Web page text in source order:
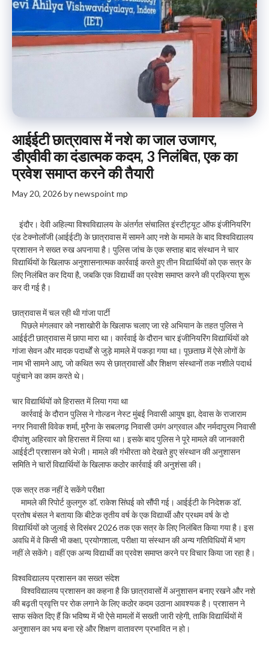
आईईटी छात्रावास में नशे का जाल उजागर,
डीएवीवी का दंडात्मक कदम, 3 निलंबित, एक का
प्रवेश समाप्त करने की तैयारी
May 20, 2026bynewspoint mp
इंदौर। देवी अहिल्या विश्वविद्यालय के अंतर्गत संचालित इंस्टीट्यूट ऑफ इंजीनियरिंग
एंड टेक्नोलॉजी (आईईटी) के छात्रावास में सामने आए नशे के मामले के बाद विश्वविद्यालय
प्रशासन ने सख्त रुख अपनाया है। पुलिस जांच के एक सप्ताह बाद संस्थान ने चार
विद्यार्थियों के खिलाफ अनुशासनात्मक कार्रवाई करते हुए तीन विद्यार्थियों को एक सत्र के
लिए निलंबित कर दिया है, जबकि एक विद्यार्थी का प्रवेश समाप्त करने की प्रक्रिया शुरू
कर दी गई है।
छात्रावास में चल रही थी गांजा पार्टी
पिछले मंगलवार को नशाखोरी के खिलाफ चलाए जा रहे अभियान के तहत पुलिस ने
आईईटी छात्रावास में छापा मारा था। कार्रवाई के दौरान चार इंजीनियरिंग विद्यार्थियों को
गांजा सेवन और मादक पदार्थों से जुड़े मामले में पकड़ा गया था। पूछताछ में ऐसे लोगों के
नाम भी सामने आए, जो कथित रूप से छात्रावासों और शिक्षण संस्थानों तक नशीले पदार्थ
पहुंचाने का काम करते थे।
चार विद्यार्थियों को हिरासत में लिया गया था
कार्रवाई के दौरान पुलिस ने गोल्डन नेस्ट मुंबई निवासी आयुष झा, देवास के राजाराम
नगर निवासी विवेक शर्मा, मुरैना के सबलगढ़ निवासी उमंग अग्रवाल और नर्मदापुरम निवासी
दीपांशु अहिरवार को हिरासत में लिया था। इसके बाद पुलिस ने पूरे मामले की जानकारी
आईईटी प्रशासन को भेजी। मामले की गंभीरता को देखते हुए संस्थान की अनुशासन
समिति ने चारों विद्यार्थियों के खिलाफ कठोर कार्रवाई की अनुशंसा की।
एक सत्र तक नहीं दे सकेंगे परीक्षा
मामले की रिपोर्ट कुलगुरु डॉ. राकेश सिंघई को सौंपी गई। आईईटी के निदेशक डॉ.
प्रतोष बंसल ने बताया कि बीटेक तृतीय वर्ष के एक विद्यार्थी और प्रथम वर्ष के दो
विद्यार्थियों को जुलाई से दिसंबर 2026 तक एक सत्र के लिए निलंबित किया गया है। इस
अवधि में वे किसी भी कक्षा, प्रयोगशाला, परीक्षा या संस्थान की अन्य गतिविधियों में भाग
नहीं ले सकेंगे। वहीं एक अन्य विद्यार्थी का प्रवेश समाप्त करने पर विचार किया जा रहा है।
विश्वविद्यालय प्रशासन का सख्त संदेश
विश्वविद्यालय प्रशासन का कहना है कि छात्रावासों में अनुशासन बनाए रखने और नशे
की बढ़ती प्रवृत्ति पर रोक लगाने के लिए कठोर कदम उठाना आवश्यक है। प्रशासन ने
साफ संकेत दिए हैं कि भविष्य में भी ऐसे मामलों में सख्ती जारी रहेगी, ताकि विद्यार्थियों में
अनुशासन का भय बना रहे और शिक्षण वातावरण प्रभावित न हो।